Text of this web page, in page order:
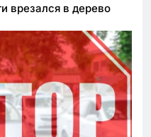
врезался в дерево